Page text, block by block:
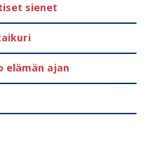
sienet
elämän ajan